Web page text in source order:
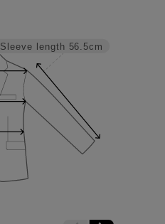
Sleeve length 56.5cm